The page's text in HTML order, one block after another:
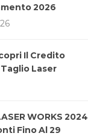
2026
Il Credito
Taglio Laser
WORKS 2024
Fino Al 29